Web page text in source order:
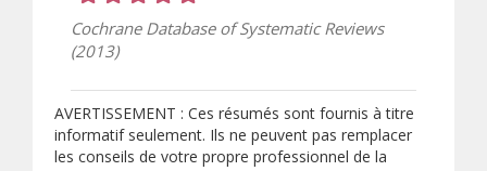
Cochrane Database of Systematic Reviews
(2013)
AVERTISSEMENT : Ces résumés sont fournis à titre
informatif seulement. Ils ne peuvent pas remplacer
les conseils de votre propre professionnel de la